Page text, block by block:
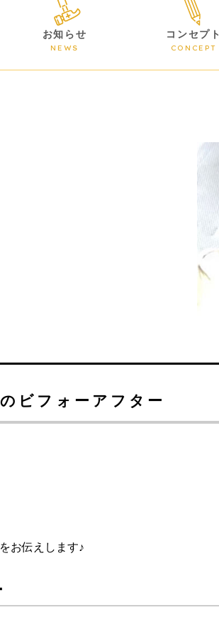
お知らせ
NEWS
コンセプト
CONCEPT
ビフォーアフター
お伝えします♪